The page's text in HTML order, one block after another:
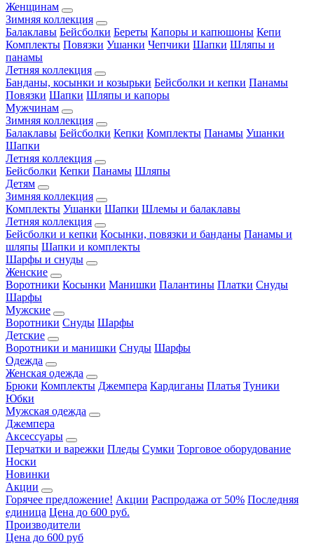
Женщинам
Зимняя коллекция
Балаклавы Бейсболки Береты Капоры и капюшоны Кепи
Комплекты Повязки Ушанки Чепчики Шапки Шляпы и
панамы
Летняя коллекция
Банданы, косынки и козырьки Бейсболки и кепки Панамы
Повязки Шапки Шляпы и капоры
Мужчинам
Зимняя коллекция
Балаклавы Бейсболки Кепки Комплекты Панамы Ушанки
Шапки
Летняя коллекция
Бейсболки Кепки Панамы Шляпы
Детям
Зимняя коллекция
Комплекты Ушанки Шапки Шлемы и балаклавы
Летняя коллекция
Бейсболки и кепки Косынки, повязки и банданы Панамы и
шляпы Шапки и комплекты
Шарфы и снуды
Женские
Воротники Косынки Манишки Палантины Платки Снуды
Шарфы
Мужские
Воротники Снуды Шарфы
Детские
Воротники и манишки Снуды Шарфы
Одежда
Женская одежда
Брюки Комплекты Джемпера Кардиганы Платья Туники
Юбки
Мужская одежда
Джемпера
Аксессуары
Перчатки и варежки Пледы Сумки Торговое оборудование
Носки
Новинки
Акции
Горячее предложение! Акции Распродажа от 50% Последняя
единица Цена до 600 руб.
Производители
Цена до 600 руб